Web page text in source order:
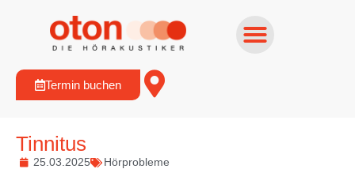
Termin buchen
Tinnitus
25.03.2025 Hörprobleme